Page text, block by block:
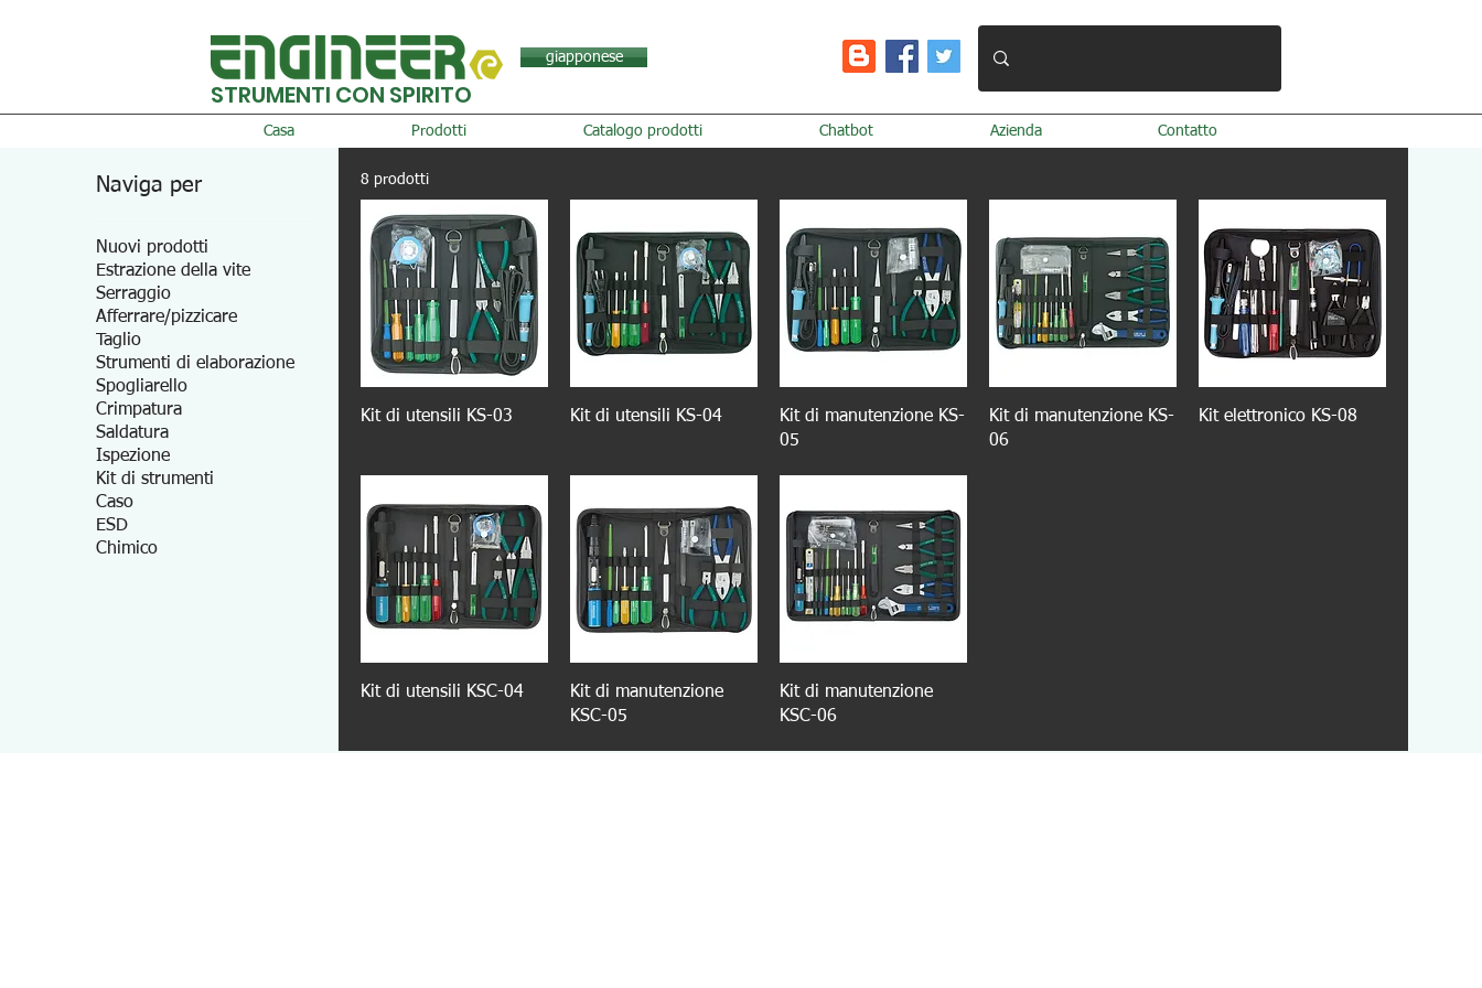
giapponese
STRUMENTI CON SPIRITO
Casa Prodotti Catalogo prodotti Chatbot Azienda Contatto
Naviga per
Nuovi prodotti
Estrazione della vite
Serraggio
Afferrare/pizzicare
Taglio
Strumenti di elaborazione
Spogliarello
Crimpatura
Saldatura
Ispezione
Kit di strumenti
Caso
ESD
Chimico
8 prodotti
Kit di utensili KS-03 Kit di utensili KS-04
Kit di manutenzione KS-
05
Kit di manutenzione KS-
06
Kit elettronico KS-08
Kit di utensili KSC-04
Kit di manutenzione
KSC-05
Kit di manutenzione
KSC-06